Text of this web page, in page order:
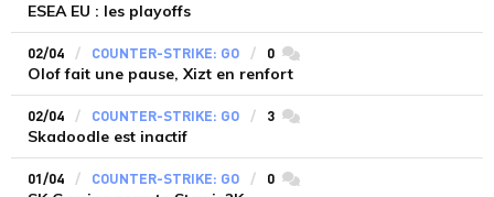
ESEA EU : les playoffs
02/04 COUNTER-STRIKE: GO 0 commentaires
Olof fait une pause, Xizt en renfort
02/04 COUNTER-STRIKE: GO 3 commentaires
Skadoodle est inactif
01/04 COUNTER-STRIKE: GO 0 commentaires